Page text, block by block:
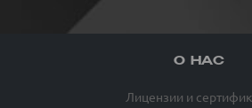
О НАС
Лицензии и